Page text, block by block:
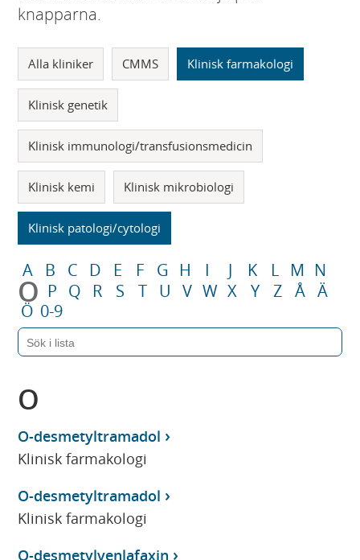
knapparna.
Alla kliniker CMMS Klinisk farmakologi
Klinisk genetik
Klinisk immunologi/transfusionsmedicin
Klinisk kemi Klinisk mikrobiologi
Klinisk patologi/cytologi
A B C D E F G H I J K L M N
O P Q R S T U V W X Y Z Å Ä
Ö 0-9
O
O-desmetyltramadol
Klinisk farmakologi
O-desmetyltramadol
Klinisk farmakologi
O-desmetylvenlafaxin